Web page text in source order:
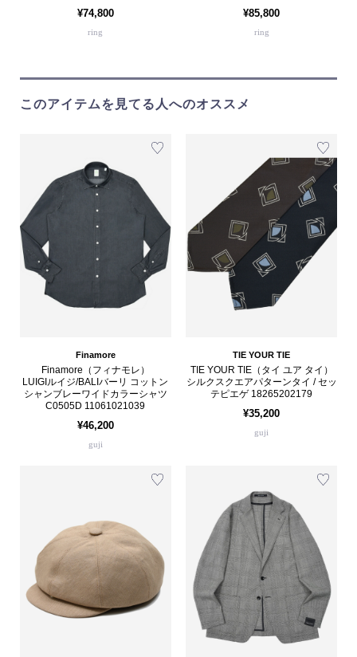
¥74,800
ring
¥85,800
ring
このアイテムを見てる人へのオススメ
Finamore
Finamore（フィナモレ）
LUIGIルイジ/BALIバーリ コットン
シャンブレーワイドカラーシャツ
C0505D 11061021039
¥46,200
guji
TIE YOUR TIE
TIE YOUR TIE（タイ ユア タイ）
シルクスクエアパターンタイ / セッ
テピエゲ 18265202179
¥35,200
guji